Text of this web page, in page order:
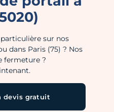
sur nos
dans Paris (75) ? Nos
fermeture ?
devis gratuit